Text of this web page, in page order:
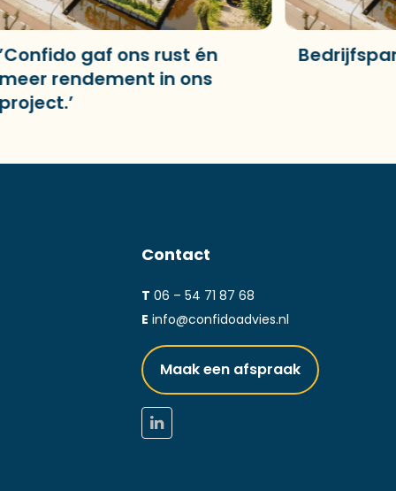
gaf ons rust én
rendement in ons
Bedrijfspand
Contact
T 06 – 54 71 87 68
E info@confidoadvies.nl
Maak een afspraak
LinkedIn